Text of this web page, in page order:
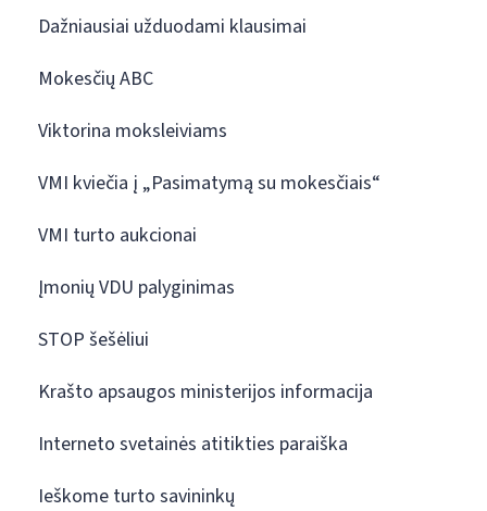
Dažniausiai užduodami klausimai
Mokesčių ABC
Viktorina moksleiviams
VMI kviečia į „Pasimatymą su mokesčiais“
VMI turto aukcionai
Įmonių VDU palyginimas
STOP šešėliui
Krašto apsaugos ministerijos informacija
Interneto svetainės atitikties paraiška
Ieškome turto savininkų